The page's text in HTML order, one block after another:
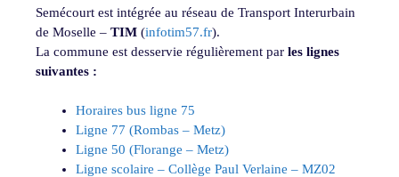
Semécourt est intégrée au réseau de Transport Interurbain
de Moselle – TIM (infotim57.fr).
La commune est desservie régulièrement par les lignes
suivantes :
Horaires bus ligne 75
Ligne 77 (Rombas – Metz)
Ligne 50 (Florange – Metz)
Ligne scolaire – Collège Paul Verlaine – MZ02